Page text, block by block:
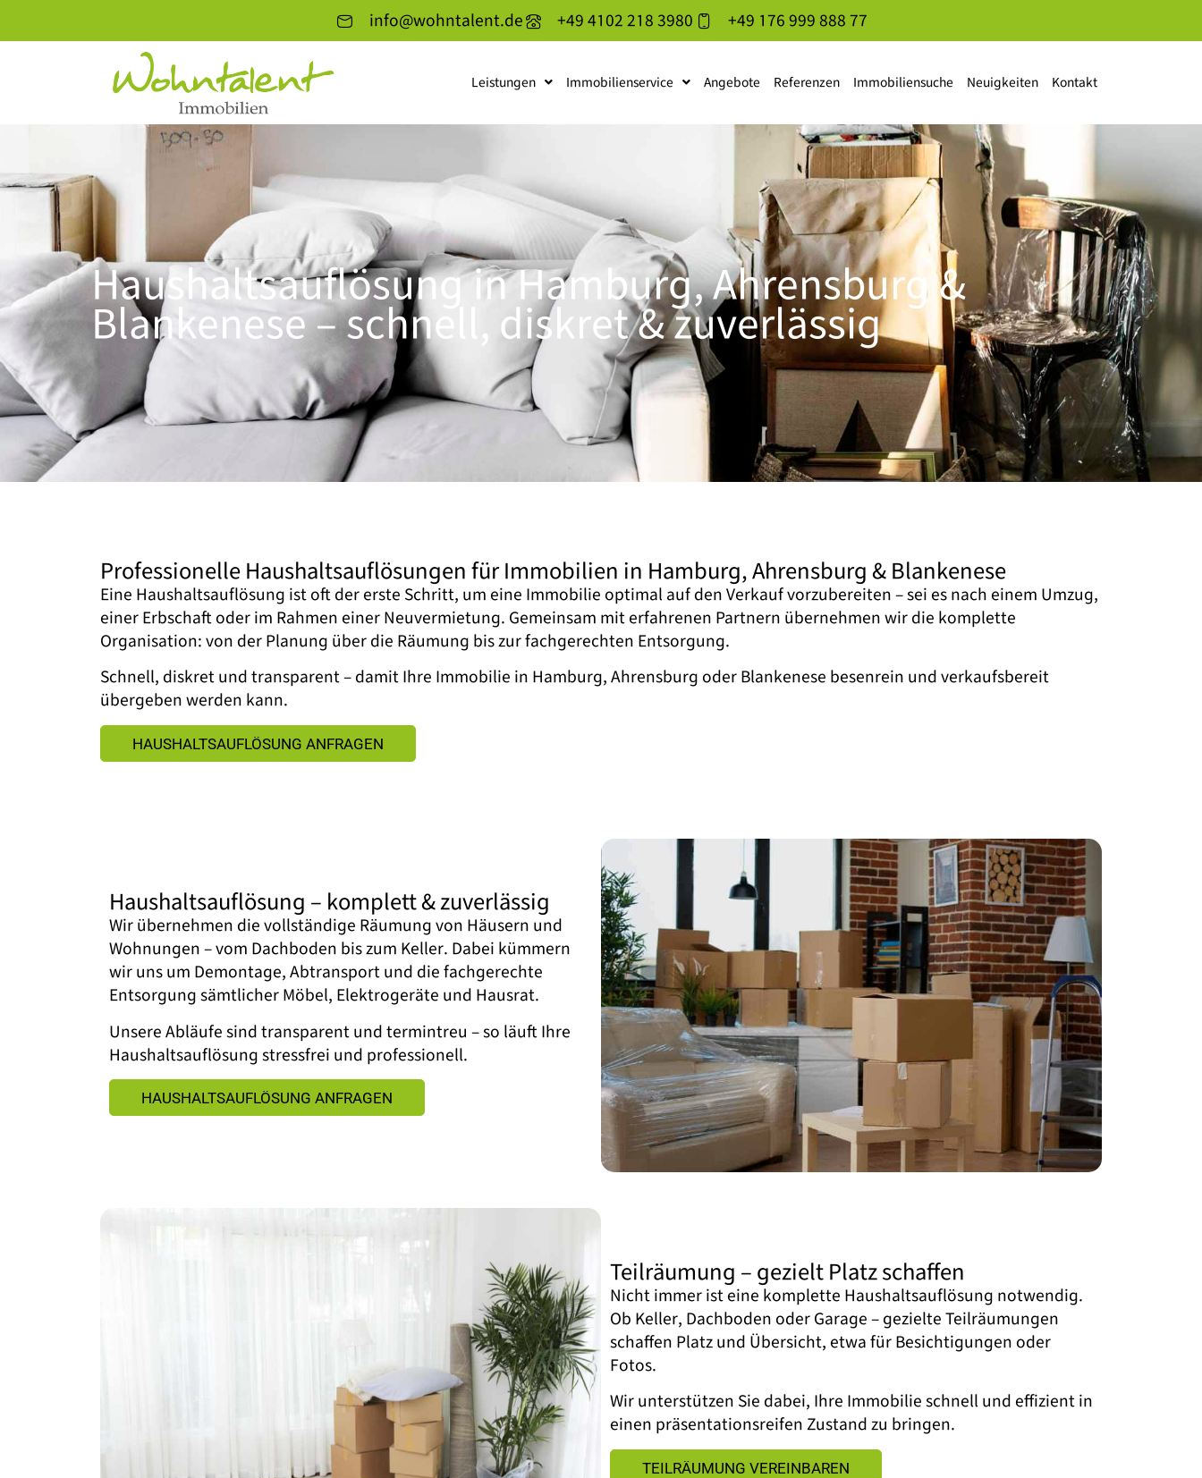
info@wohntalent.de +49 4102 218 3980 +49 176 999 888 77
Leistungen Immobilienservice Angebote Referenzen Immobiliensuche Neuigkeiten Kontakt
Haushaltsauflösung in Hamburg, Ahrensburg &
Blankenese – schnell, diskret & zuverlässig
Professionelle Haushaltsauflösungen für Immobilien in Hamburg, Ahrensburg & Blankenese
Eine Haushaltsauflösung ist oft der erste Schritt, um eine Immobilie optimal auf den Verkauf vorzubereiten – sei es nach einem Umzug,
einer Erbschaft oder im Rahmen einer Neuvermietung. Gemeinsam mit erfahrenen Partnern übernehmen wir die komplette
Organisation: von der Planung über die Räumung bis zur fachgerechten Entsorgung.
Schnell, diskret und transparent – damit Ihre Immobilie in Hamburg, Ahrensburg oder Blankenese besenrein und verkaufsbereit
übergeben werden kann.
HAUSHALTSAUFLÖSUNG ANFRAGEN
Haushaltsauflösung – komplett & zuverlässig
Wir übernehmen die vollständige Räumung von Häusern und
Wohnungen – vom Dachboden bis zum Keller. Dabei kümmern
wir uns um Demontage, Abtransport und die fachgerechte
Entsorgung sämtlicher Möbel, Elektrogeräte und Hausrat.
Unsere Abläufe sind transparent und termintreu – so läuft Ihre
Haushaltsauflösung stressfrei und professionell.
HAUSHALTSAUFLÖSUNG ANFRAGEN
Teilräumung – gezielt Platz schaffen
Nicht immer ist eine komplette Haushaltsauflösung notwendig.
Ob Keller, Dachboden oder Garage – gezielte Teilräumungen
schaffen Platz und Übersicht, etwa für Besichtigungen oder
Fotos.
Wir unterstützen Sie dabei, Ihre Immobilie schnell und effizient in
einen präsentationsreifen Zustand zu bringen.
TEILRÄUMUNG VEREINBAREN